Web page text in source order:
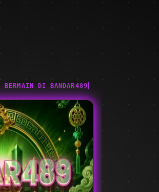
BERMAIN DI BANDAR489